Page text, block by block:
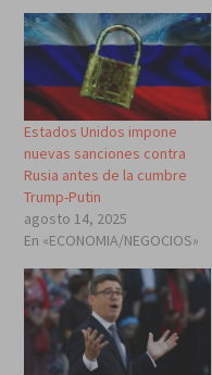
Estados Unidos impone
nuevas sanciones contra
Rusia antes de la cumbre
Trump-Putin
agosto 14, 2025
En «ECONOMIA/NEGOCIOS»